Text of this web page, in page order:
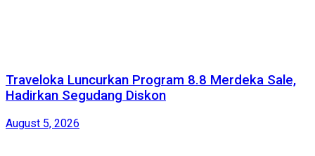
Traveloka Luncurkan Program 8.8 Merdeka Sale,
Hadirkan Segudang Diskon
August 5, 2026